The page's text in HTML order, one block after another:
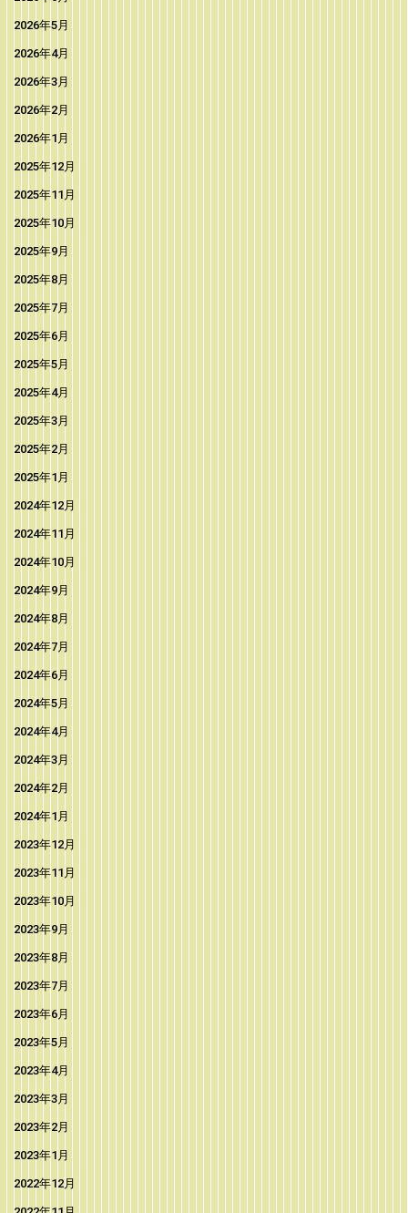
2026年5月
2026年4月
2026年3月
2026年2月
2026年1月
2025年12月
2025年11月
2025年10月
2025年9月
2025年8月
2025年7月
2025年6月
2025年5月
2025年4月
2025年3月
2025年2月
2025年1月
2024年12月
2024年11月
2024年10月
2024年9月
2024年8月
2024年7月
2024年6月
2024年5月
2024年4月
2024年3月
2024年2月
2024年1月
2023年12月
2023年11月
2023年10月
2023年9月
2023年8月
2023年7月
2023年6月
2023年5月
2023年4月
2023年3月
2023年2月
2023年1月
2022年12月